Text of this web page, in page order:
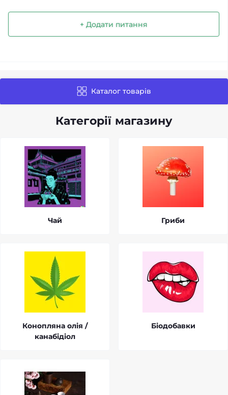
+ Додати питання
Каталог товарів
Категорії магазину
Чай Гриби
Конопляна олія /
канабідіол
Біодобавки